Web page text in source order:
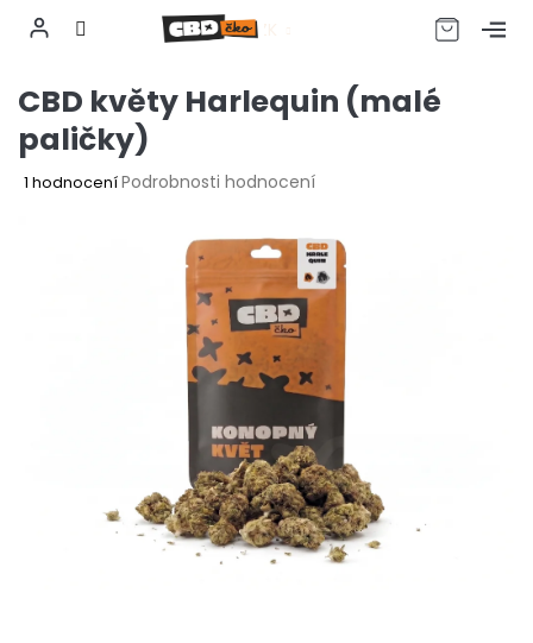
na
CZK
CBD květy Harlequin (malé
paličky)
Průměrné
1 hodnoceníPodrobnosti hodnocení